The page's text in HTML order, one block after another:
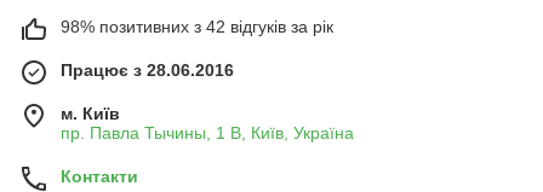
98% позитивних з 42 відгуків за рік
Працює з 28.06.2016
м. Київ
пр. Павла Тычины, 1 В, Київ, Україна
Контакти